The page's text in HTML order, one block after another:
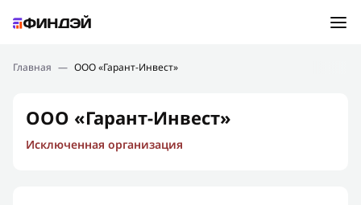
Подбор займа
Новости
Финансовое просвещение
Главная — ООО «Гарант-Инвест»
ООО «Гарант-Инвест»
Исключенная организация
Ошибка:Контактная форма не найдена.
Спасибо, что написали нам
Мы свяжемся с Вами в ближайшее время и сообщим
результат
Отправить новый запрос